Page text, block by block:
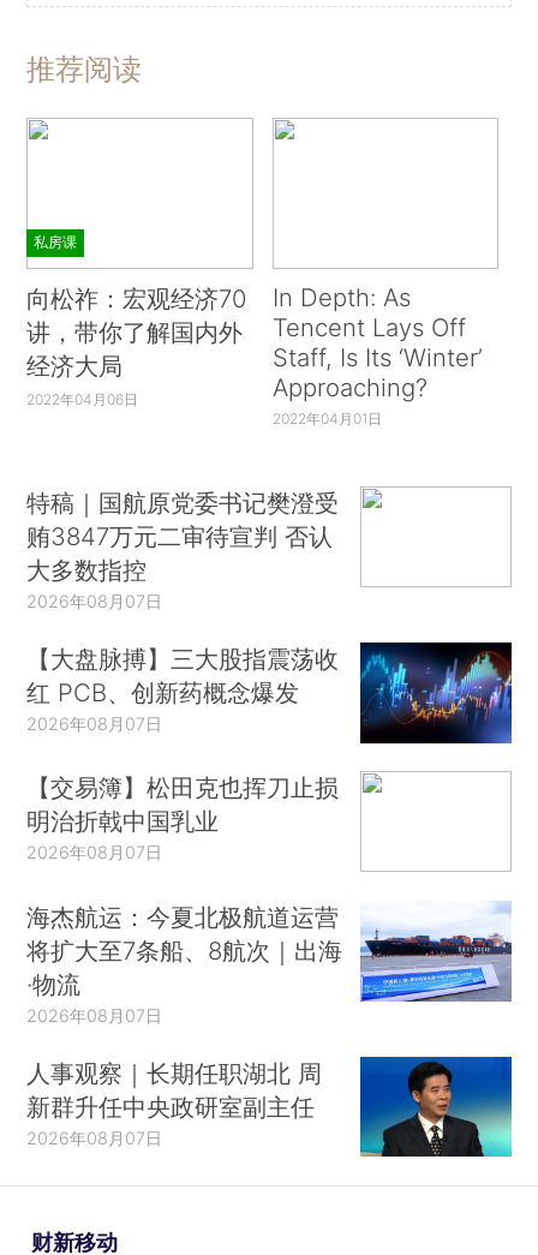
推荐阅读
私房课
向松祚：宏观经济70
讲，带你了解国内外
经济大局
2022年04月06日
In Depth: As
Tencent Lays Off
Staff, Is Its ‘Winter’
Approaching?
2022年04月01日
特稿｜国航原党委书记樊澄受
贿3847万元二审待宣判 否认
大多数指控
2026年08月07日
【大盘脉搏】三大股指震荡收
红 PCB、创新药概念爆发
2026年08月07日
【交易簿】松田克也挥刀止损
明治折戟中国乳业
2026年08月07日
海杰航运：今夏北极航道运营
将扩大至7条船、8航次｜出海
·物流
2026年08月07日
人事观察｜长期任职湖北 周
新群升任中央政研室副主任
2026年08月07日
财新移动